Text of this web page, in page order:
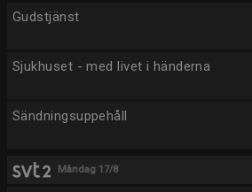
Gudstjänst
Sjukhuset - med livet i händerna
Sändningsuppehåll
Måndag 17/8